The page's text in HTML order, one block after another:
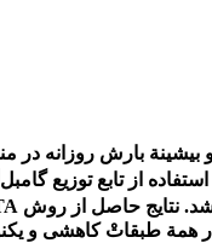
بیشینة بارش روزانه در
از تابع توزیع گامبل
نتایج حاصل از روش
همة طبقاتْ کاهشی و